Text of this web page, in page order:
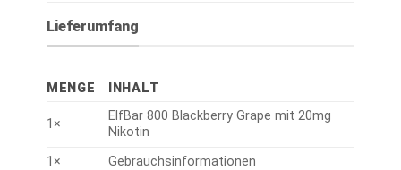
Lieferumfang
MENGE INHALT
1×
ElfBar 800 Blackberry Grape mit 20mg
Nikotin
1×
Gebrauchsinformationen